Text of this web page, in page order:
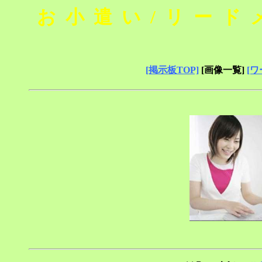
お小遣い/リード
[掲示板TOP] [画像一覧] [ワ